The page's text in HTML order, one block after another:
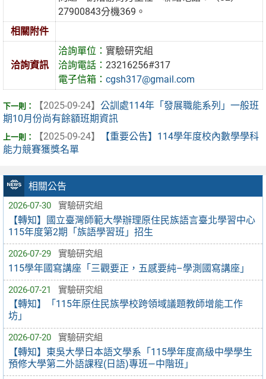
相關公告
2026-07-30 實驗研究組
【轉知】國立臺灣師範大學辦理原住民族語言臺北學習中心
115年度第2期「族語學習班」招生
2026-07-29 實驗研究組
115學年國寫講座「三觀要正，五感要純–學測國寫講座」
2026-07-21 實驗研究組
【轉知】「115年原住民族學校跨領域議題教師增能工作
坊」
2026-07-20 實驗研究組
【轉知】東吳大學日本語文學系「115學年度高級中學學生
預修大學第二外語課程(日語)專班—中階班」
27900843分機369。
相關附件
洽詢資訊
洽詢單位：實驗研究組
洽詢電話：23216256#317
電子信箱：cgsh317@gmail.com
【2025-09-24】 公訓處114年「發展職能系列」一般班
期10月份尚有餘額班期資訊
【2025-09-24】
【重要公告】114學年度校內數學學科
能力競賽獲獎名單